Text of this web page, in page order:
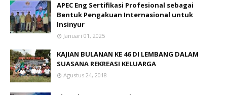
APEC Eng Sertifikasi Profesional sebagai
Bentuk Pengakuan Internasional untuk
Insinyur
Januari 01, 2025
KAJIAN BULANAN KE 46 DI LEMBANG DALAM
SUASANA REKREASI KELUARGA
Agustus 24, 2018